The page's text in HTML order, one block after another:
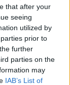
that after your
seeing
utilized by
prior to
further
parties on the
may
IAB’s List of